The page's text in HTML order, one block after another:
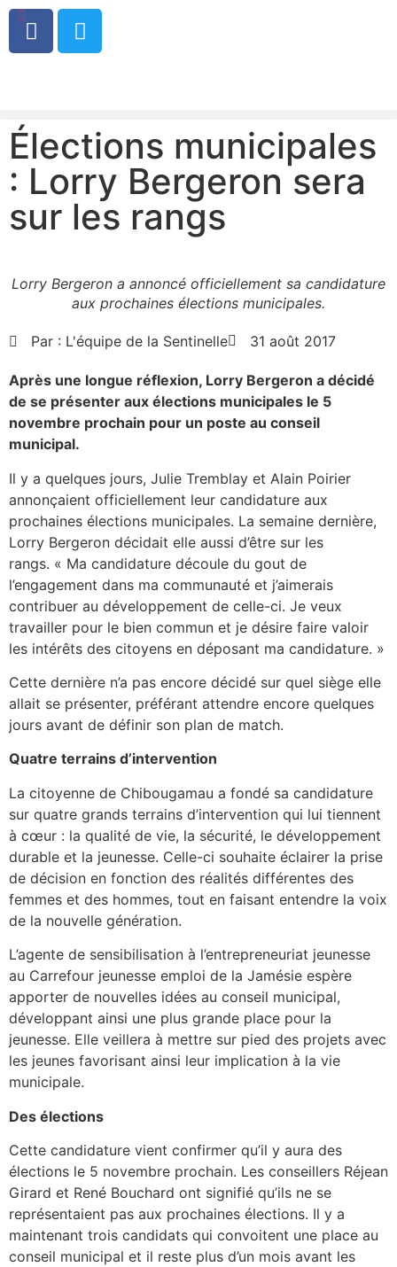
0
Élections municipales
: Lorry Bergeron sera
sur les rangs
Lorry Bergeron a annoncé officiellement sa candidature
aux prochaines élections municipales.
Par : L'équipe de la Sentinelle 31 août 2017
Après une longue réflexion, Lorry Bergeron a décidé
de se présenter aux élections municipales le 5
novembre prochain pour un poste au conseil
municipal.
Il y a quelques jours, Julie Tremblay et Alain Poirier
annonçaient officiellement leur candidature aux
prochaines élections municipales. La semaine dernière,
Lorry Bergeron décidait elle aussi d’être sur les
rangs. « Ma candidature découle du gout de
l’engagement dans ma communauté et j’aimerais
contribuer au développement de celle-ci. Je veux
travailler pour le bien commun et je désire faire valoir
les intérêts des citoyens en déposant ma candidature. »
Cette dernière n’a pas encore décidé sur quel siège elle
allait se présenter, préférant attendre encore quelques
jours avant de définir son plan de match.
Quatre terrains d’intervention
La citoyenne de Chibougamau a fondé sa candidature
sur quatre grands terrains d’intervention qui lui tiennent
à cœur : la qualité de vie, la sécurité, le développement
durable et la jeunesse. Celle-ci souhaite éclairer la prise
de décision en fonction des réalités différentes des
femmes et des hommes, tout en faisant entendre la voix
de la nouvelle génération.
L’agente de sensibilisation à l’entrepreneuriat jeunesse
au Carrefour jeunesse emploi de la Jamésie espère
apporter de nouvelles idées au conseil municipal,
développant ainsi une plus grande place pour la
jeunesse. Elle veillera à mettre sur pied des projets avec
les jeunes favorisant ainsi leur implication à la vie
municipale.
Des élections
Cette candidature vient confirmer qu’il y aura des
élections le 5 novembre prochain. Les conseillers Réjean
Girard et René Bouchard ont signifié qu’ils ne se
représentaient pas aux prochaines élections. Il y a
maintenant trois candidats qui convoitent une place au
conseil municipal et il reste plus d’un mois avant les